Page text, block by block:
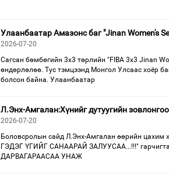
Улаанбаатар Амазонс баг "Jinan Women's
2026-07-20
Сагсан бөмбөгийн 3х3 төрлийн "FIBA 3x3 Jinan
өндөрлөлөө. Тус тэмцээнд Монгол Улсаас хоёр
болсон байна. Улаанбаатар
Л.Энх-Амгалан:Хүнийг дутуугийн
2026-07-20
Боловсролын сайд Л.Энх-Амгалан өөрийн
ГЭДЭГ ҮГИЙГ САНААРАЙ ЗАЛУУСАА...!!!"
ДАРВАГАРААСАА УНАЖ